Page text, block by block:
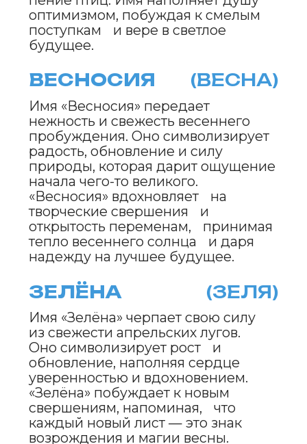
мечты, свободу и стремление к
высотам, побуждая к поиску
внутреннего света. «Неболика»
вдохновляет открыться новому и
верить, что каждый рассвет
начать жизнь заново.
СОЛНЕЧКА (СОЛН)
Имя «Солнечка» проникнуто ярким
светом апрельского солнца,
которое пробуждает природу и
дарит энергию новым
начинаниям. Оно символизирует
тепло, свет и радость, напоминая,
что даже самые холодные дни
уступают место свету. «Солнечка»
дарит уверенность и вдохновение,
наполняя мир оптимизмом и
ощущением праздника жизни.
РАССВЕТИНА (СВЕТА)